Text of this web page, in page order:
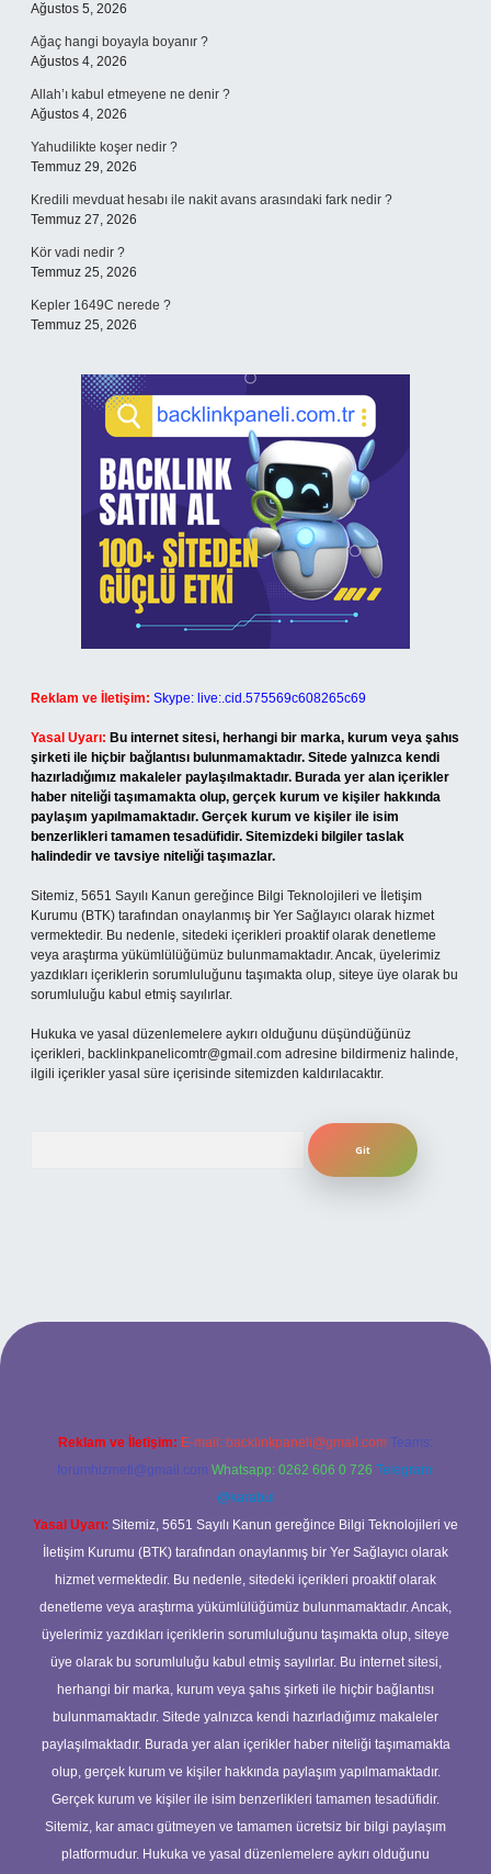
Ağustos 5, 2026
Ağaç hangi boyayla boyanır ?
Ağustos 4, 2026
Allah’ı kabul etmeyene ne denir ?
Ağustos 4, 2026
Yahudilikte koşer nedir ?
Temmuz 29, 2026
Kredili mevduat hesabı ile nakit avans arasındaki fark nedir ?
Temmuz 27, 2026
Kör vadi nedir ?
Temmuz 25, 2026
Kepler 1649C nerede ?
Temmuz 25, 2026
Reklam ve İletişim: Skype: live:.cid.575569c608265c69
Yasal Uyarı: Bu internet sitesi, herhangi bir marka, kurum veya şahıs
şirketi ile hiçbir bağlantısı bulunmamaktadır. Sitede yalnızca kendi
hazırladığımız makaleler paylaşılmaktadır. Burada yer alan içerikler
haber niteliği taşımamakta olup, gerçek kurum ve kişiler hakkında
paylaşım yapılmamaktadır. Gerçek kurum ve kişiler ile isim
benzerlikleri tamamen tesadüfidir. Sitemizdeki bilgiler taslak
halindedir ve tavsiye niteliği taşımazlar.
Sitemiz, 5651 Sayılı Kanun gereğince Bilgi Teknolojileri ve İletişim
Kurumu (BTK) tarafından onaylanmış bir Yer Sağlayıcı olarak hizmet
vermektedir. Bu nedenle, sitedeki içerikleri proaktif olarak denetleme
veya araştırma yükümlülüğümüz bulunmamaktadır. Ancak, üyelerimiz
yazdıkları içeriklerin sorumluluğunu taşımakta olup, siteye üye olarak bu
sorumluluğu kabul etmiş sayılırlar.
Hukuka ve yasal düzenlemelere aykırı olduğunu düşündüğünüz
içerikleri, backlinkpanelicomtr@gmail.com adresine bildirmeniz halinde,
ilgili içerikler yasal süre içerisinde sitemizden kaldırılacaktır.
Reklam ve İletişim: E-mail: backlinkpaneli@gmail.com Teams:
forumhizmeti@gmail.com Whatsapp: 0262 606 0 726 Telegram:
@karabul
Yasal Uyarı: Sitemiz, 5651 Sayılı Kanun gereğince Bilgi Teknolojileri ve
İletişim Kurumu (BTK) tarafından onaylanmış bir Yer Sağlayıcı olarak
hizmet vermektedir. Bu nedenle, sitedeki içerikleri proaktif olarak
denetleme veya araştırma yükümlülüğümüz bulunmamaktadır. Ancak,
üyelerimiz yazdıkları içeriklerin sorumluluğunu taşımakta olup, siteye
üye olarak bu sorumluluğu kabul etmiş sayılırlar. Bu internet sitesi,
herhangi bir marka, kurum veya şahıs şirketi ile hiçbir bağlantısı
bulunmamaktadır. Sitede yalnızca kendi hazırladığımız makaleler
paylaşılmaktadır. Burada yer alan içerikler haber niteliği taşımamakta
olup, gerçek kurum ve kişiler hakkında paylaşım yapılmamaktadır.
Gerçek kurum ve kişiler ile isim benzerlikleri tamamen tesadüfidir.
Sitemiz, kar amacı gütmeyen ve tamamen ücretsiz bir bilgi paylaşım
platformudur. Hukuka ve yasal düzenlemelere aykırı olduğunu